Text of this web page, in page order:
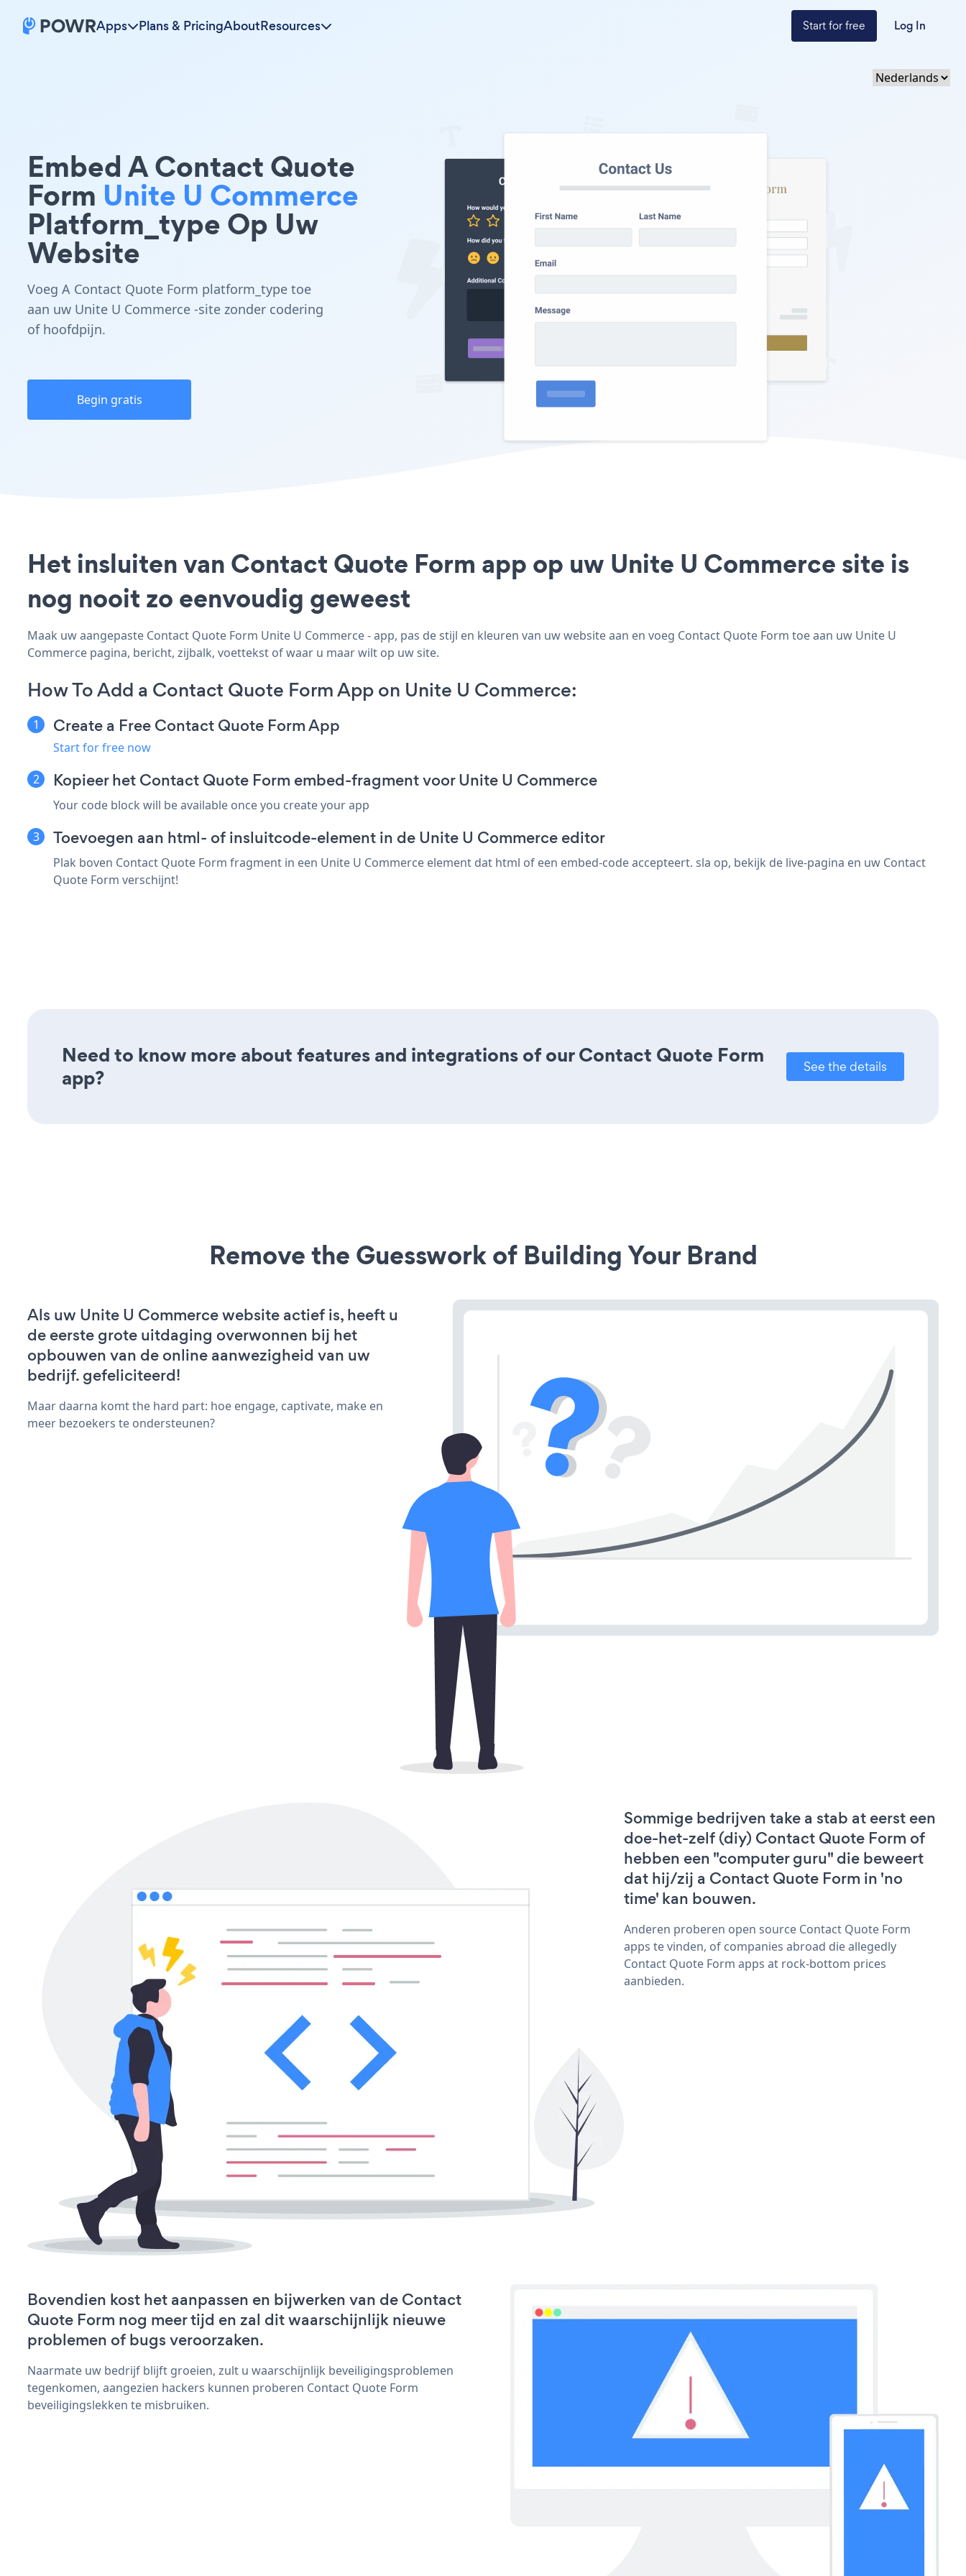
Apps Plans & PricingAboutResources Start for free Log In
Embed A Contact Quote
Form Unite U Commerce
Platform_type Op Uw
Website
Voeg A Contact Quote Form platform_type toe
aan uw Unite U Commerce -site zonder codering
of hoofdpijn.
Begin gratis
Het insluiten van Contact Quote Form app op uw Unite U Commerce site is
nog nooit zo eenvoudig geweest
Maak uw aangepaste Contact Quote Form Unite U Commerce - app, pas de stijl en kleuren van uw website aan en voeg Contact Quote Form toe aan uw Unite U
Commerce pagina, bericht, zijbalk, voettekst of waar u maar wilt op uw site.
How To Add a Contact Quote Form App on Unite U Commerce:
Create a Free Contact Quote Form App
Start for free now
Kopieer het Contact Quote Form embed-fragment voor Unite U Commerce
Your code block will be available once you create your app
Toevoegen aan html- of insluitcode-element in de Unite U Commerce editor
Plak boven Contact Quote Form fragment in een Unite U Commerce element dat html of een embed-code accepteert. sla op, bekijk de live-pagina en uw Contact
Quote Form verschijnt!
Need to know more about features and integrations of our Contact Quote Form
app?
See the details
Remove the Guesswork of Building Your Brand
Als uw Unite U Commerce website actief is, heeft u
de eerste grote uitdaging overwonnen bij het
opbouwen van de online aanwezigheid van uw
bedrijf. gefeliciteerd!
Maar daarna komt the hard part: hoe engage, captivate, make en
meer bezoekers te ondersteunen?
Sommige bedrijven take a stab at eerst een
doe-het-zelf (diy) Contact Quote Form of
hebben een "computer guru" die beweert
dat hij/zij a Contact Quote Form in 'no
time' kan bouwen.
Anderen proberen open source Contact Quote Form
apps te vinden, of companies abroad die allegedly
Contact Quote Form apps at rock-bottom prices
aanbieden.
Bovendien kost het aanpassen en bijwerken van de Contact
Quote Form nog meer tijd en zal dit waarschijnlijk nieuwe
problemen of bugs veroorzaken.
Naarmate uw bedrijf blijft groeien, zult u waarschijnlijk beveiligingsproblemen
tegenkomen, aangezien hackers kunnen proberen Contact Quote Form
beveiligingslekken te misbruiken.